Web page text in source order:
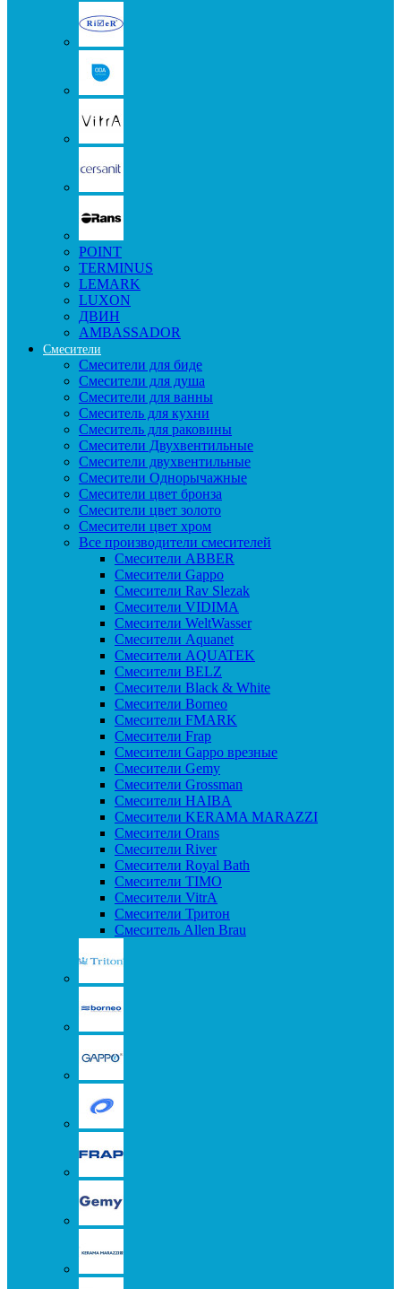
POINT
TERMINUS
LEMARK
LUXON
ДВИН
AMBASSADOR
Смесители
Смесители для биде
Смесители для душа
Смесители для ванны
Смеситель для кухни
Смеситель для раковины
Смесители Двухвентильные
Смесители двухвентильные
Смесители Однорычажные
Смесители цвет бронза
Смесители цвет золото
Смесители цвет хром
Все производители смесителей
Cмесители ABBER
Cмесители Gappo
Cмесители Rav Slezak
Cмесители VIDIMA
Cмесители WeltWasser
Смесители Aquanet
Смесители AQUATEK
Смесители BELZ
Смесители Black & White
Смесители Borneo
Смесители FMARK
Смесители Frap
Смесители Gappo врезные
Смесители Gemy
Смесители Grossman
Смесители HAIBA
Смесители KERAMA MARAZZI
Смесители Orans
Смесители River
Смесители Royal Bath
Смесители TIMO
Смесители VitrA
Смесители Тритон
Смеситель Allen Brau